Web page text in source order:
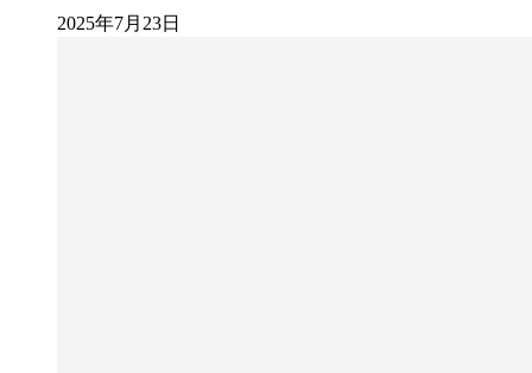
2025年7月23日